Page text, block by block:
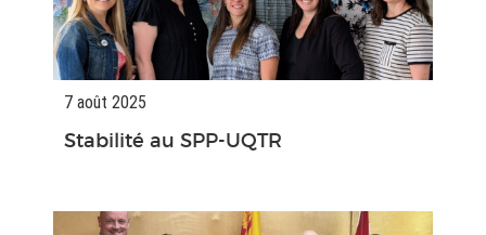
7 août 2025
Stabilité au SPP-UQTR